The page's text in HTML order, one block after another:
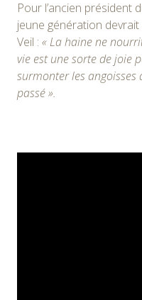
Pour l’ancien président
jeune génération
Veil : « La haine ne
vie est une sorte de joie
surmonter les angoisses
passé ».